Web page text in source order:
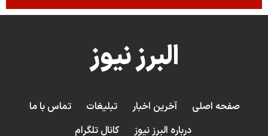
البرز نیوز
صفحه اصلی آخرین اخبار تبلیغات
تماس با ما
درباره البرز نیوز
کانال تلگرام